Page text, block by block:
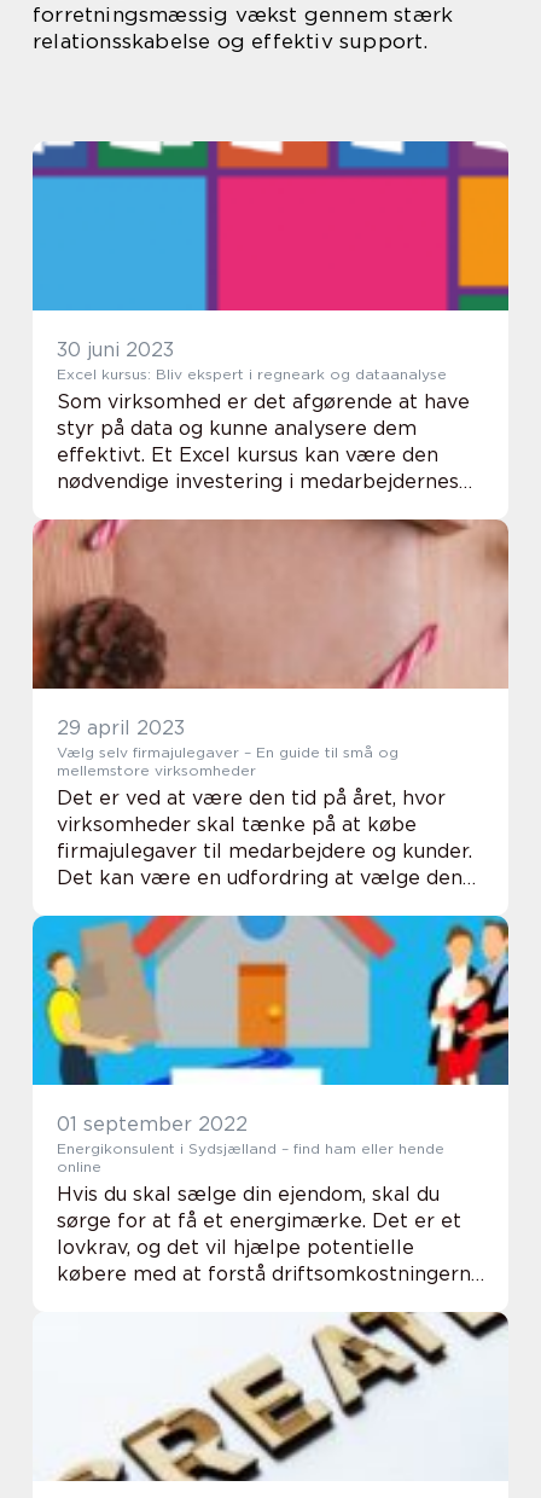
forretningsmæssig vækst gennem stærk
relationsskabelse og effektiv support.
30 juni 2023
Excel kursus: Bliv ekspert i regneark og dataanalyse
Som virksomhed er det afgørende at have
styr på data og kunne analysere dem
effektivt. Et Excel kursus kan være den
nødvendige investering i medarbejdernes
og forbedre virksomhedens resultater.
Hvad kan et Exc...
29 april 2023
Vælg selv firmajulegaver – En guide til små og
mellemstore virksomheder
Det er ved at være den tid på året, hvor
virksomheder skal tænke på at købe
firmajulegaver til medarbejdere og kunder.
Det kan være en udfordring at vælge den
01 september 2022
Energikonsulent i Sydsjælland – find ham eller hende
online
Hvis du skal sælge din ejendom, skal du
sørge for at få et energimærke. Det er et
lovkrav, og det vil hjælpe potentielle
købere med at forstå driftsomkostningerne
hjælpe dig med at oprette et energimærke